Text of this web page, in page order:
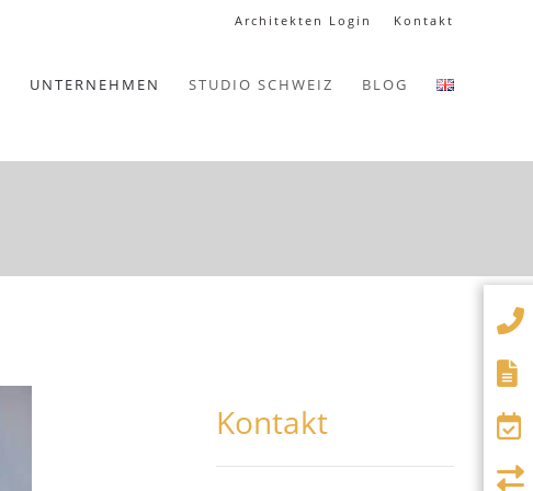
Architekten Login Kontakt
UNTERNEHMEN STUDIO SCHWEIZ BLOG
Kontakt